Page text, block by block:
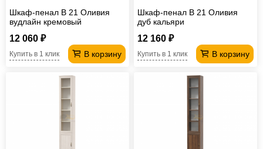
под
компьютер
Мебель
для
ванной
Мебель
трансформер
Матрасы
Косметологическое
Шкаф-пенал В 21 Оливия
вудлайн кремовый
12 060 ₽
В корзину
Купить в 1 клик
Шкаф-пенал В 21 Оливия
дуб кальяри
12 160 ₽
В корзину
Купить в 1 клик